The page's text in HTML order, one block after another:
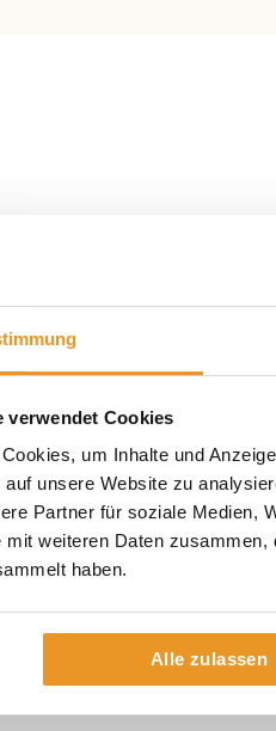
verwendet Cookies
um Inhalte und
auf unsere Website zu
Partner für soziale Medien,
mit weiteren Daten
haben.
Alle zulassen